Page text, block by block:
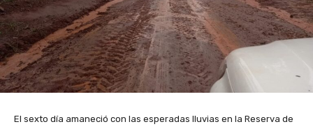
El sexto día amaneció con las esperadas lluvias en la Reserva de